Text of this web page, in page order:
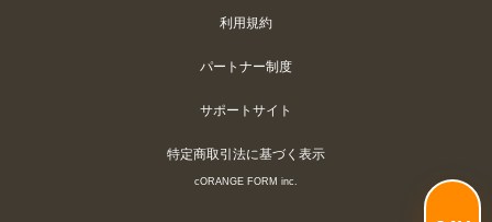
cORANGE FORM inc.
利用規約
パートナー制度
サポートサイト
特定商取引法に基づく表示